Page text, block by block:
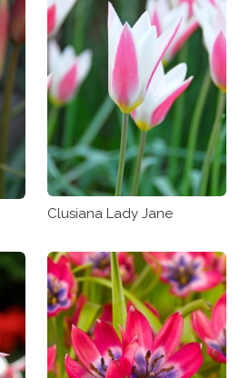
Clusiana Lady Jane